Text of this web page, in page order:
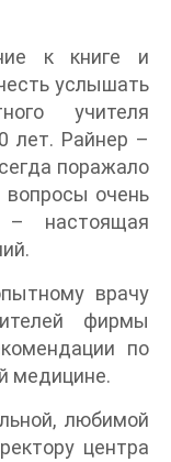
к книге и
услышать
учителя
лет. Райнер –
поражало
очень
настоящая
врачу
фирмы
по
медицине.
любимой
центра